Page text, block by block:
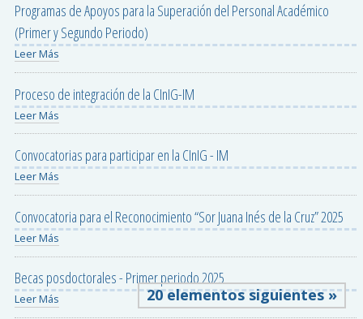
Programas de Apoyos para la Superación del Personal Académico
(Primer y Segundo Periodo)
Leer Más
Proceso de integración de la CInIG-IM
Leer Más
Convocatorias para participar en la CInIG - IM
Leer Más
Convocatoria para el Reconocimiento “Sor Juana Inés de la Cruz” 2025
Leer Más
Becas posdoctorales - Primer periodo 2025
Leer Más 20 elementos siguientes »